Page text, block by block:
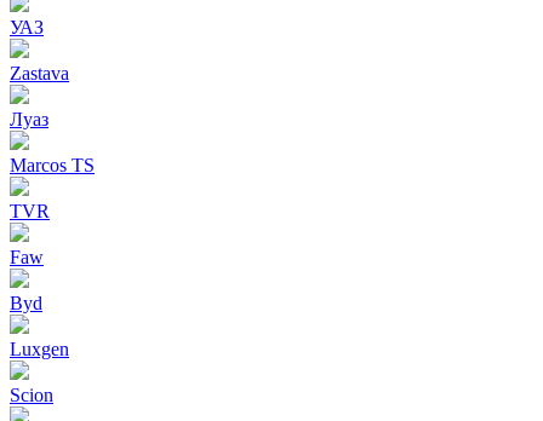
УАЗ
Zastava
Луаз
Marcos TS
TVR
Faw
Byd
Luxgen
Scion